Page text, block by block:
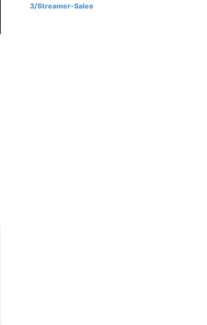
3/Streamer-Sales